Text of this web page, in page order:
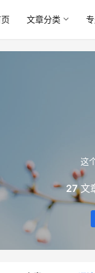
文章分类
这
27 文